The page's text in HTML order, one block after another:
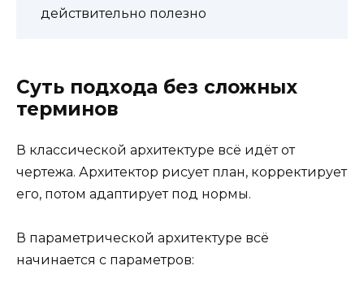
действительно полезно
Суть подхода без сложных
терминов
В классической архитектуре всё идёт от
чертежа. Архитектор рисует план, корректирует
его, потом адаптирует под нормы.
В параметрической архитектуре всё
начинается с параметров: